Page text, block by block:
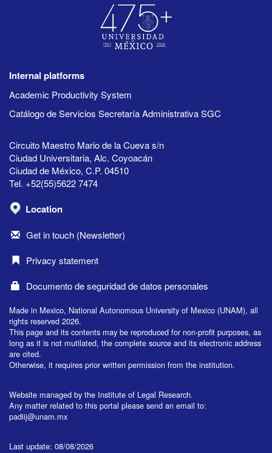
Internal platforms
Academic Productivity System
Catálogo de Servicios Secretaría Administrativa SGC
Circuito Maestro Mario de la Cueva s/n
Ciudad Universitaria, Alc. Coyoacán
Ciudad de México, C.P. 04510
Tel. +52(55)5622 7474
Location
Get in touch (Newsletter)
Privacy statement
Documento de seguridad de datos personales
Made in Mexico, National Autonomous University of Mexico (UNAM), all
rights reserved 2026.
This page and its contents may be reproduced for non-profit purposes, as
long as it is not mutilated, the complete source and its electronic address
are cited.
Otherwise, it requires prior written permission from the institution.
Website managed by the Institute of Legal Research.
Any matter related to this portal please send an email to:
padiij@unam.mx
Last update: 08/08/2026